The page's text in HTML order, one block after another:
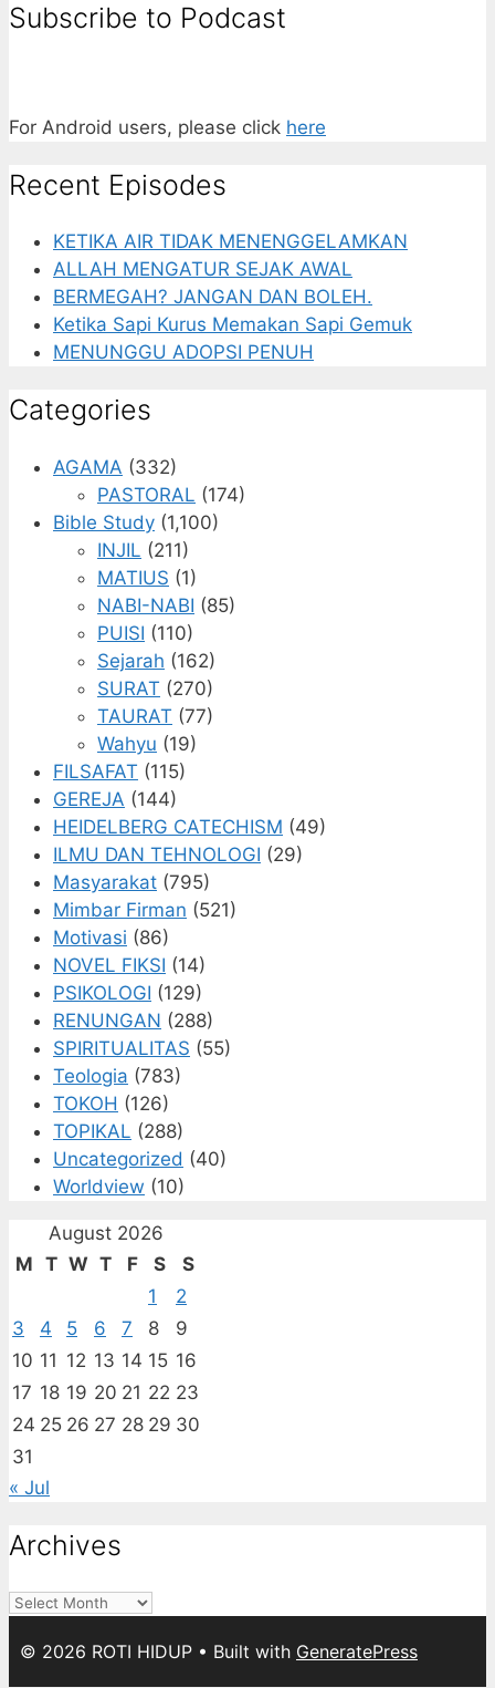
Subscribe to Podcast
For Android users, please click here
Recent Episodes
KETIKA AIR TIDAK MENENGGELAMKAN
ALLAH MENGATUR SEJAK AWAL
BERMEGAH? JANGAN DAN BOLEH.
Ketika Sapi Kurus Memakan Sapi Gemuk
MENUNGGU ADOPSI PENUH
Categories
AGAMA (332)
PASTORAL (174)
Bible Study (1,100)
INJIL (211)
MATIUS (1)
NABI-NABI (85)
PUISI (110)
Sejarah (162)
SURAT (270)
TAURAT (77)
Wahyu (19)
FILSAFAT (115)
GEREJA (144)
HEIDELBERG CATECHISM (49)
ILMU DAN TEHNOLOGI (29)
Masyarakat (795)
Mimbar Firman (521)
Motivasi (86)
NOVEL FIKSI (14)
PSIKOLOGI (129)
RENUNGAN (288)
SPIRITUALITAS (55)
Teologia (783)
TOKOH (126)
TOPIKAL (288)
Uncategorized (40)
Worldview (10)
August 2026
M T W T F S
S
1
2
3
4 5 6 7 8
9
10 11 12 13 14 15 16
17 18 19 20 21 22 23
24 25 26 27 28 29 30
31
« Jul
Archives
Archives
© 2026 ROTI HIDUP • Built with GeneratePress